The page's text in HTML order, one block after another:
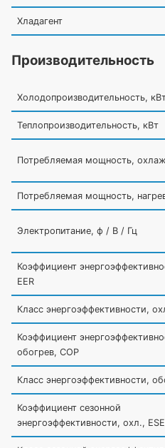
Хладагент
Производительность
Холодопроизводительность,
Теплопроизводительность, кВт
Потребляемая мощность,
Потребляемая мощность,
Электропитание, ф / В / Гц
Коэффициент
EER
Класс энергоэффективности,
Коэффициент
обогрев, COP
Класс энергоэффективности,
Коэффициент сезонной
энергоэффективности, охл.,